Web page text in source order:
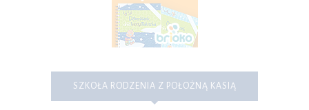
SZKOŁA RODZENIA Z POŁOŻNĄ KASIĄ